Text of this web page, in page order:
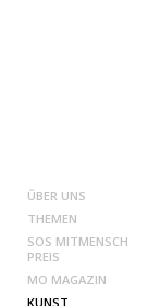
ÜBER UNS
THEMEN
SOS MITMENSCH
PREIS
MO MAGAZIN
KUNST